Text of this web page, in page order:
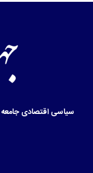
سیاسیاقتصادیجامعه